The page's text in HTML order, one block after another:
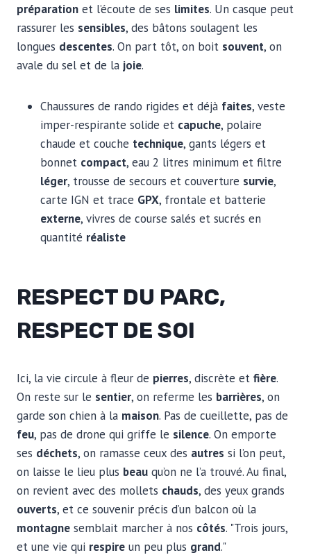
préparation et l’écoute de ses limites. Un casque peut
rassurer les sensibles, des bâtons soulagent les
longues descentes. On part tôt, on boit souvent, on
avale du sel et de la joie.
Chaussures de rando rigides et déjà faites, veste
imper-respirante solide et capuche, polaire
chaude et couche technique, gants légers et
bonnet compact, eau 2 litres minimum et filtre
léger, trousse de secours et couverture survie,
carte IGN et trace GPX, frontale et batterie
externe, vivres de course salés et sucrés en
quantité réaliste
RESPECT DU PARC,
RESPECT DE SOI
Ici, la vie circule à fleur de pierres, discrète et fière.
On reste sur le sentier, on referme les barrières, on
garde son chien à la maison. Pas de cueillette, pas de
feu, pas de drone qui griffe le silence. On emporte
ses déchets, on ramasse ceux des autres si l’on peut,
on laisse le lieu plus beau qu’on ne l’a trouvé. Au final,
on revient avec des mollets chauds, des yeux grands
ouverts, et ce souvenir précis d’un balcon où la
montagne semblait marcher à nos côtés. "Trois jours,
et une vie qui respire un peu plus grand."